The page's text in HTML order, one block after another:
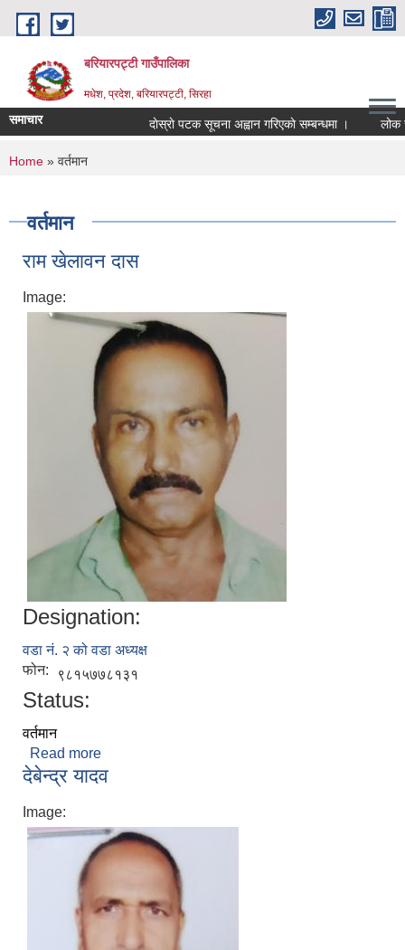
Skip to main content
बरियारपट्टी गाउँपालिका
मधेश, प्रदेश, बरियारपट्टी, सिरहा
समाचार दाेस्राे पटक सूचना अह्वान गरिएकाे सम्बन्धमा । लोक सेवा
You are here
Home » वर्तमान
वर्तमान
राम खेलावन दास
Image:
Designation:
वडा नं. २ को वडा अध्यक्ष
फोन:
९८१५७७८१३१
Status:
वर्तमान
Read more
देबेन्द्र यादव
Image: